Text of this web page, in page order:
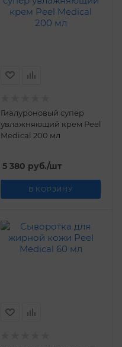
Гиалуроновый супер
увлажняющий крем Peel
Medical 200 мл
5 380 руб./шт
В КОРЗИНУ